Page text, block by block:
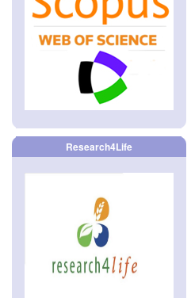
Research4Life